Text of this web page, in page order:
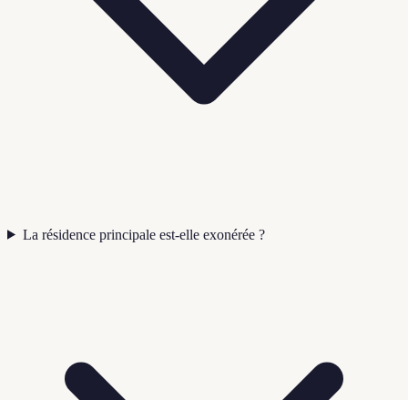
La résidence principale est-elle exonérée ?